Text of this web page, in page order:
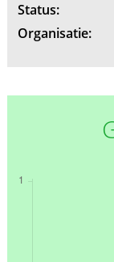
Status:
Organisatie: